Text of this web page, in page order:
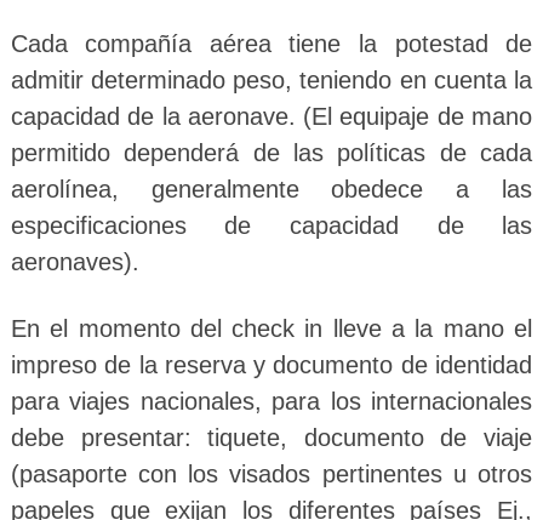
Cada compañía aérea tiene la potestad de
admitir determinado peso, teniendo en cuenta la
capacidad de la aeronave. (El equipaje de mano
permitido dependerá de las políticas de cada
aerolínea, generalmente obedece a las
especificaciones de capacidad de las
aeronaves).
En el momento del check in lleve a la mano el
impreso de la reserva y documento de identidad
para viajes nacionales, para los internacionales
debe presentar: tiquete, documento de viaje
(pasaporte con los visados pertinentes u otros
papeles que exijan los diferentes países Ej.,